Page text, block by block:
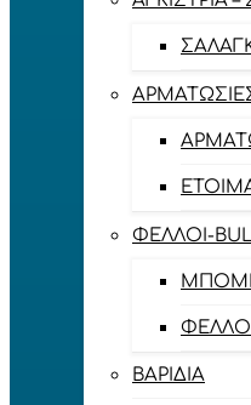
ΦΕΛΛΟΊ-
ΒΑΡΊΔΙΑ